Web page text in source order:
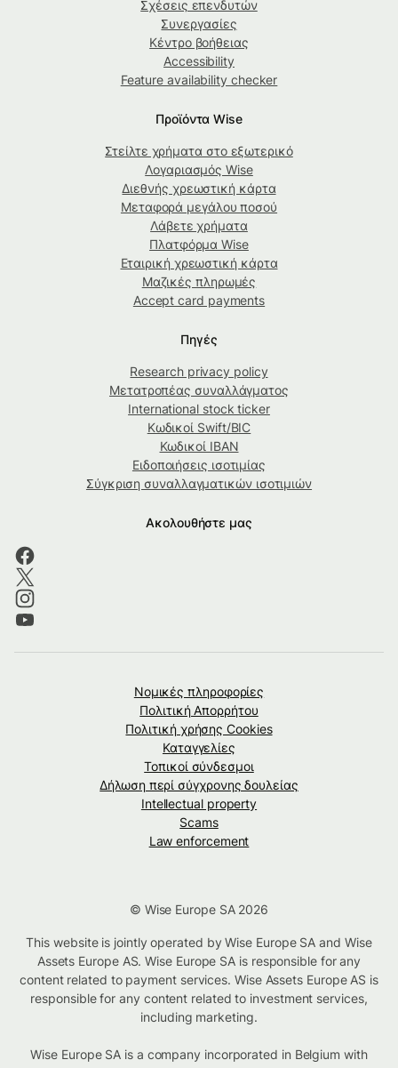
Σχέσεις επενδυτών
Συνεργασίες
Κέντρο βοήθειας
Accessibility
Feature availability checker
Προϊόντα Wise
Στείλτε χρήματα στο εξωτερικό
Λογαριασμός Wise
Διεθνής χρεωστική κάρτα
Μεταφορά μεγάλου ποσού
Λάβετε χρήματα
Πλατφόρμα Wise
Εταιρική χρεωστική κάρτα
Μαζικές πληρωμές
Accept card payments
Πηγές
Research privacy policy
Μετατροπέας συναλλάγματος
International stock ticker
Κωδικοί Swift/BIC
Κωδικοί IBAN
Ειδοποιήσεις ισοτιμίας
Σύγκριση συναλλαγματικών ισοτιμιών
Ακολουθήστε μας
Νομικές πληροφορίες
Πολιτική Απορρήτου
Πολιτική χρήσης Cookies
Καταγγελίες
Τοπικοί σύνδεσμοι
Δήλωση περί σύγχρονης δουλείας
Intellectual property
Scams
Law enforcement
© Wise Europe SA 2026
This website is jointly operated by Wise Europe SA and Wise
Assets Europe AS. Wise Europe SA is responsible for any
content related to payment services. Wise Assets Europe AS is
responsible for any content related to investment services,
including marketing.
Wise Europe SA is a company incorporated in Belgium with